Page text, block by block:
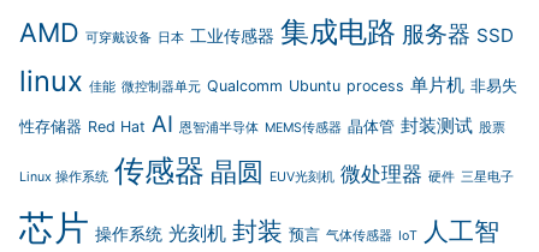
AMD 可穿戴设备 日本 工业传感器 集成电路 服务器 SSD
linux 佳能 微控制器单元 Qualcomm Ubuntu process 单片机 非易失
性存储器 Red Hat AI 恩智浦半导体 MEMS传感器 晶体管 封装测试 股票
Linux 操作系统 传感器 晶圆 EUV光刻机 微处理器 硬件 三星电子
芯片 操作系统 光刻机 封装 预言 气体传感器 IoT
人工智